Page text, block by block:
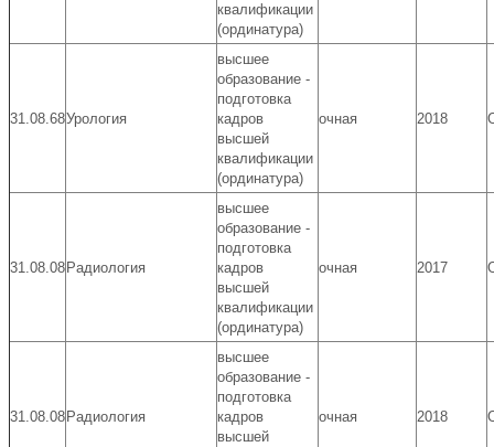
квалификации
(ординатура)
31.08.68Урология
высшее
образование -
подготовка
кадров
высшей
квалификации
(ординатура)
очная 2018
31.08.08 Радиология
высшее
образование -
подготовка
кадров
высшей
квалификации
(ординатура)
очная 2017
31.08.08 Радиология
высшее
образование -
подготовка
кадров
высшей
очная 2018